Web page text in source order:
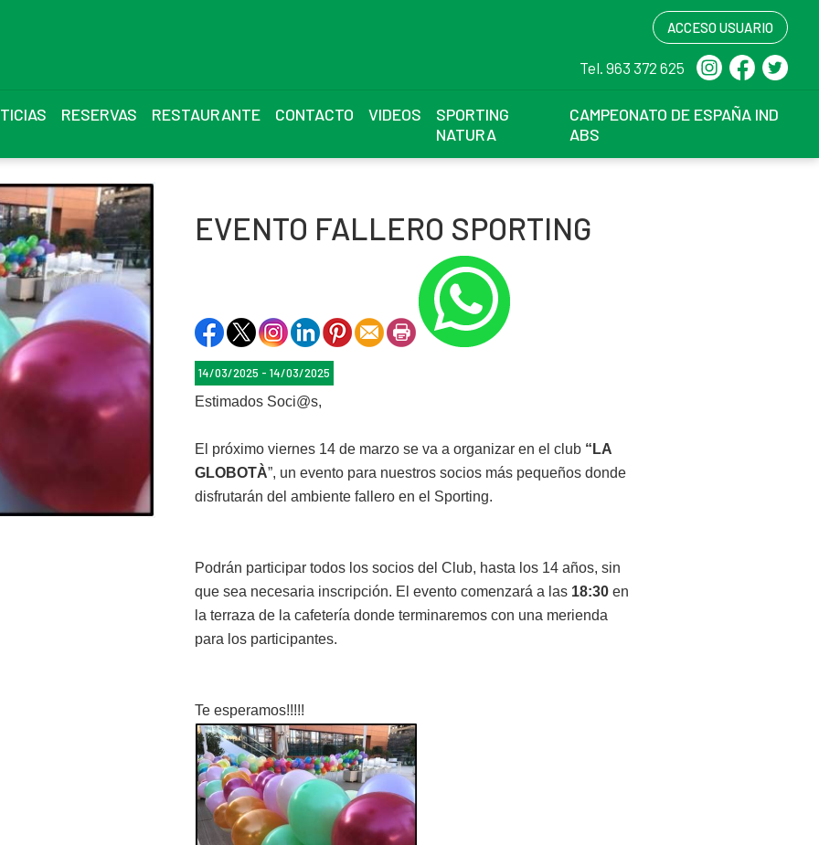
ACCESO USUARIO
Tel. 963 372 625
RESERVAS RESTAURANTE CONTACTO VIDEOS
SPORTING
NATURA
CAMPEONATO DE ESPAÑA IND
ABS
EVENTO FALLERO SPORTING
14/03/2025 - 14/03/2025
Estimados Soci@s,
El próximo viernes 14 de marzo se va a organizar en el club “LA
GLOBOTÀ”, un evento para nuestros socios más pequeños donde
disfrutarán del ambiente fallero en el Sporting.
Podrán participar todos los socios del Club, hasta los 14 años, sin
que sea necesaria inscripción. El evento comenzará a las 18:30 en
la terraza de la cafetería donde terminaremos con una merienda
para los participantes.
Te esperamos!!!!!